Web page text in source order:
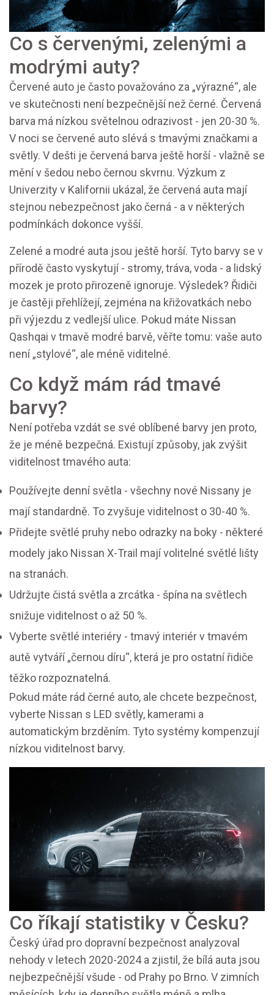
Co s červenými, zelenými a
modrými auty?
Červené auto je často považováno za „výrazné“, ale
ve skutečnosti není bezpečnější než černé. Červená
barva má nízkou světelnou odrazivost - jen 20-30 %.
V noci se červené auto slévá s tmavými značkami a
světly. V dešti je červená barva ještě horší - vlažně se
mění v šedou nebo černou skvrnu. Výzkum z
Univerzity v Kalifornii ukázal, že červená auta mají
stejnou nebezpečnost jako černá - a v některých
podmínkách dokonce vyšší.
Zelené a modré auta jsou ještě horší. Tyto barvy se v
přírodě často vyskytují - stromy, tráva, voda - a lidský
mozek je proto přirozeně ignoruje. Výsledek? Řidiči
je častěji přehlížejí, zejména na křižovatkách nebo
při výjezdu z vedlejší ulice. Pokud máte Nissan
Qashqai v tmavě modré barvě, věřte tomu: vaše auto
není „stylové“, ale méně viditelné.
Co když mám rád tmavé
barvy?
Není potřeba vzdát se své oblíbené barvy jen proto,
že je méně bezpečná. Existují způsoby, jak zvýšit
viditelnost tmavého auta:
Používejte denní světla - všechny nové Nissany je
mají standardně. To zvyšuje viditelnost o 30-40 %.
Přidejte světlé pruhy nebo odrazky na boky - některé
modely jako Nissan X-Trail mají volitelné světlé lišty
na stranách.
Udržujte čistá světla a zrcátka - špína na světlech
snižuje viditelnost o až 50 %.
Vyberte světlé interiéry - tmavý interiér v tmavém
autě vytváří „černou díru“, která je pro ostatní řidiče
těžko rozpoznatelná.
Pokud máte rád černé auto, ale chcete bezpečnost,
vyberte Nissan s LED světly, kamerami a
automatickým brzděním. Tyto systémy kompenzují
nízkou viditelnost barvy.
Co říkají statistiky v Česku?
Český úřad pro dopravní bezpečnost analyzoval
nehody v letech 2020-2024 a zjistil, že bílá auta jsou
nejbezpečnější všude - od Prahy po Brno. V zimních